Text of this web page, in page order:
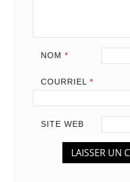
NOM *
COURRIEL *
SITE WEB